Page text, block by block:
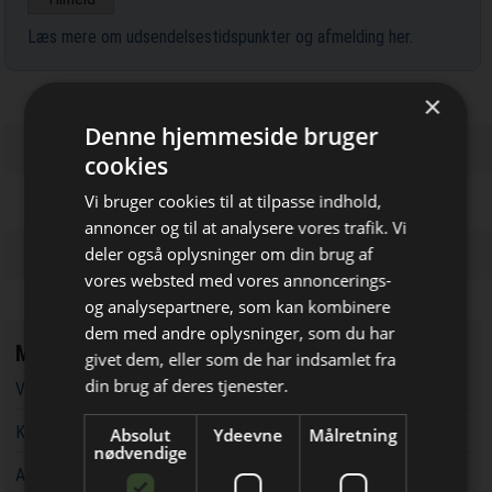
Bliv opdateret hver dag
Få de vigtigste nyheder om
byggebranchen
direkte i din indbakke
Læs mere om udsendelsestidspunkter og afmelding her.
Mest læste
Vandværker i Randers kører på lånt tid
Kaospilot skal skabe kreative arkitektledere i Aarhus
Aarsleff vinder energiprojekter til 3,7 milliarder kroner
×
Denne hjemmeside bruger
cookies
Vi bruger cookies til at tilpasse indhold,
annoncer og til at analysere vores trafik. Vi
deler også oplysninger om din brug af
vores websted med vores annoncerings-
og analysepartnere, som kan kombinere
dem med andre oplysninger, som du har
givet dem, eller som de har indsamlet fra
din brug af deres tjenester.
Absolut
nødvendige
Ydeevne Målretning